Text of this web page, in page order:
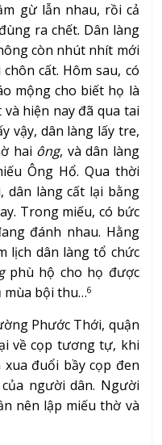
gừ lẫn nhau, rồi cả
ra chết. Dân làng
còn nhút nhít mới
cất. Hôm sau, có
mộng cho biết họ là
hiện nay đã qua tai
vậy, dân làng lấy tre,
hai ông, và dân làng
Ông Hổ. Qua thời
dân làng cất lại bằng
Trong miếu, có bức
đánh nhau. Hằng
lịch dân làng tổ chức
phù hộ cho họ được
mùa bội thu…6
Phước Thới, quận
về cọp tương tự, khi
đuổi bầy cọp đen
người dân. Người
nên lập miếu thờ và